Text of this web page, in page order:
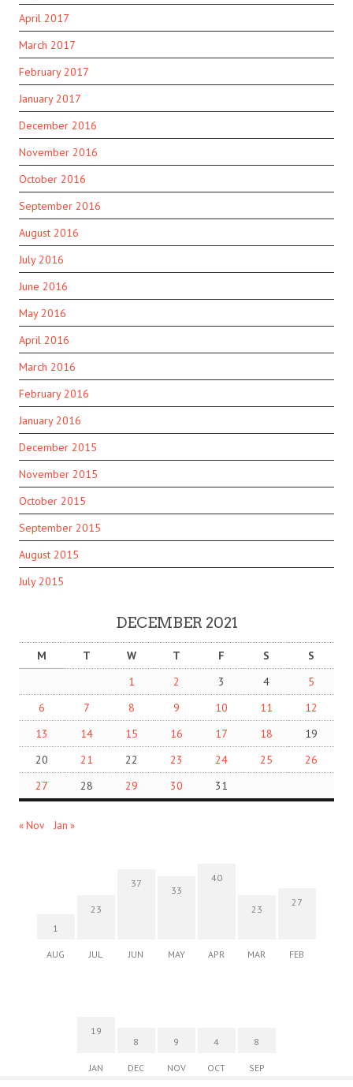
April 2017
March 2017
February 2017
January 2017
December 2016
November 2016
October 2016
September 2016
August 2016
July 2016
June 2016
May 2016
April 2016
March 2016
February 2016
January 2016
December 2015
November 2015
October 2015
September 2015
August 2015
July 2015
DECEMBER 2021
M T W T F S
S
1
2 3 4
5
6
7 8 9 10 11
12
13
14 15 16 17 18
19
20
21 22 23 24 25
26
27
28 29 30 31
« Nov Jan »
1
AUG
23
JUL
37
JUN
33
MAY
40
APR
23
MAR
27
FEB
19
JAN
8
DEC
9
NOV
4
OCT
8
SEP